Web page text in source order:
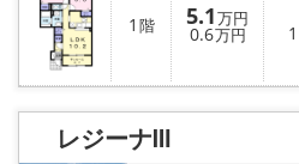
1 階 5.1万円
0.6万円 1
レジーナⅢ